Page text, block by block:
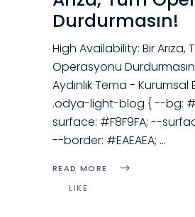
Durdurmasın!
High Availability: Bir Arıza,
Operasyonu
Aydınlık Tema - Kurumsal
.odya-light-blog { --bg:
surface: #F8F9FA; --
--border: #EAEAEA;
READ MORE
LIKE